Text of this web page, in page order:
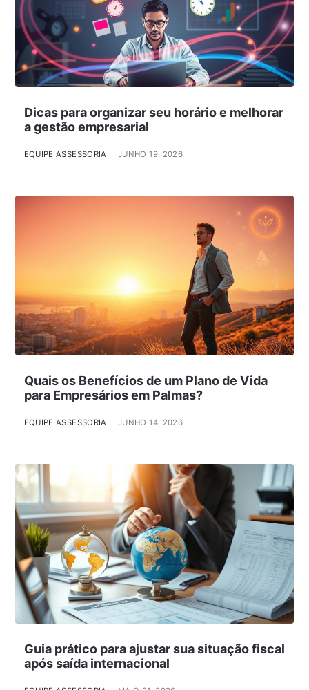
Dicas para organizar seu horário e melhorar
a gestão empresarial
EQUIPE ASSESSORIA JUNHO 19, 2026
Quais os Benefícios de um Plano de Vida
para Empresários em Palmas?
EQUIPE ASSESSORIA JUNHO 14, 2026
Guia prático para ajustar sua situação fiscal
após saída internacional